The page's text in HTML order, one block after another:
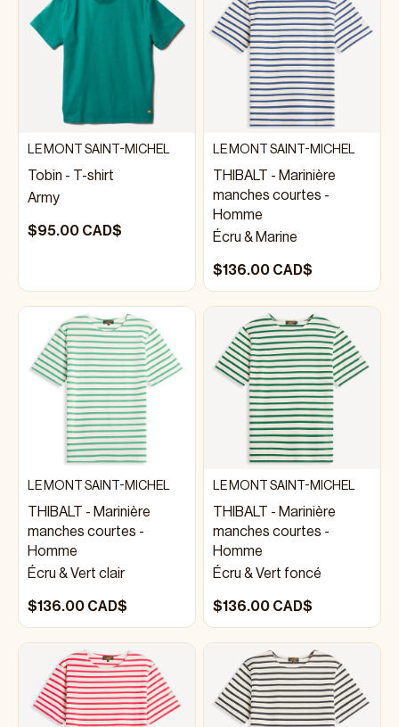
LE MONT SAINT-MICHEL
Tobin - T-shirt
Army
$95.00 CAD$
LE MONT SAINT-MICHEL
THIBALT - Marinière
manches courtes -
Homme
Écru & Marine
$136.00 CAD$
LE MONT SAINT-MICHEL
THIBALT - Marinière
manches courtes -
Homme
Écru & Vert clair
$136.00 CAD$
LE MONT SAINT-MICHEL
THIBALT - Marinière
manches courtes -
Homme
Écru & Vert foncé
$136.00 CAD$